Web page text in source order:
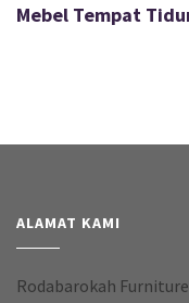
ALAMAT KAMI
Rodabarokah Furniture